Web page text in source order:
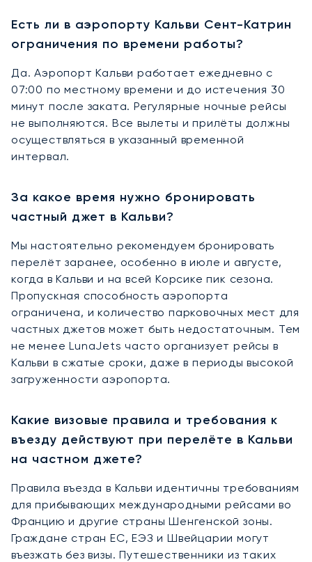
Есть ли в аэропорту Кальви Сент-Катрин
ограничения по времени работы?
Да. Аэропорт Кальви работает ежедневно с
07:00 по местному времени и до истечения 30
минут после заката. Регулярные ночные рейсы
не выполняются. Все вылеты и прилёты должны
осуществляться в указанный временной
интервал.
За какое время нужно бронировать
частный джет в Кальви?
Мы настоятельно рекомендуем бронировать
перелёт заранее, особенно в июле и августе,
когда в Кальви и на всей Корсике пик сезона.
Пропускная способность аэропорта
ограничена, и количество парковочных мест для
частных джетов может быть недостаточным. Тем
не менее LunaJets часто организует рейсы в
Кальви в сжатые сроки, даже в периоды высокой
загруженности аэропорта.
Какие визовые правила и требования к
въезду действуют при перелёте в Кальви
на частном джете?
Правила въезда в Кальви идентичны требованиям
для прибывающих международными рейсами во
Францию и другие страны Шенгенской зоны.
Граждане стран ЕС, ЕЭЗ и Швейцарии могут
въезжать без визы. Путешественники из таких